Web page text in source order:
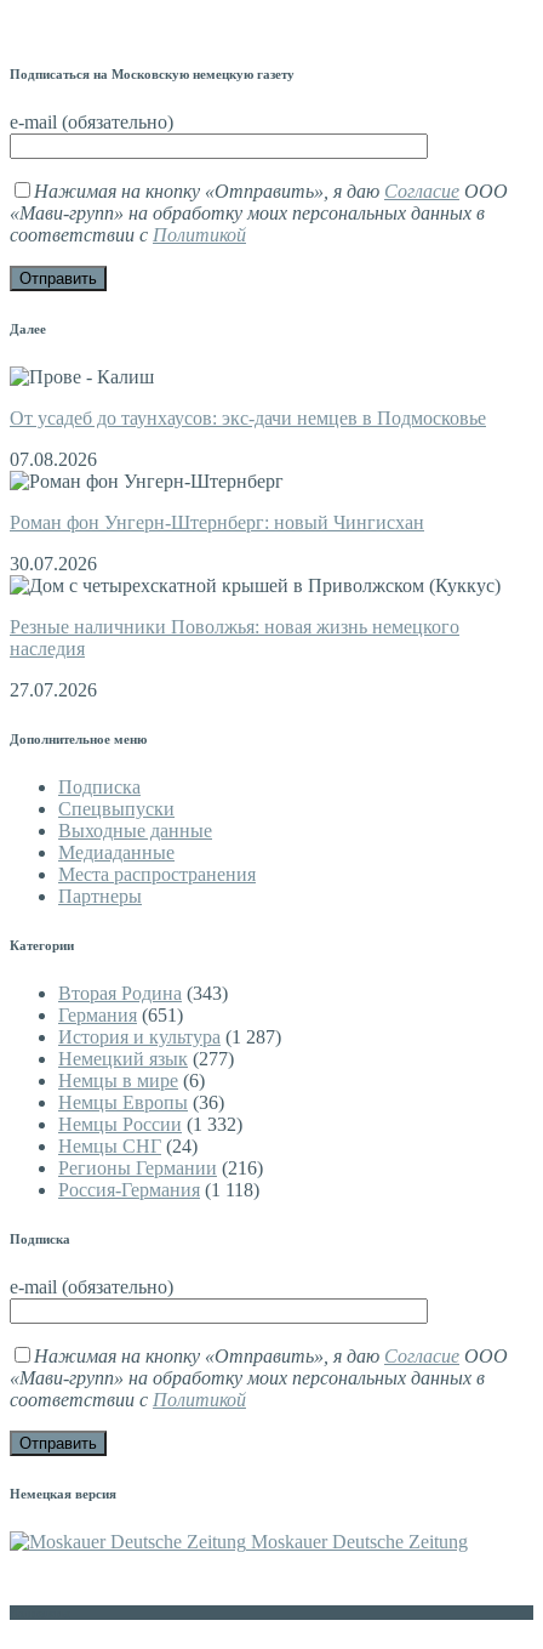
Подписаться на Московскую немецкую газету
e-mail (обязательно)
Нажимая на кнопку «Отправить», я даю Согласие ООО
«Мави-групп» на обработку моих персональных данных в
соответствии с Политикой
Далее
От усадеб до таунхаусов: экс-дачи немцев в Подмосковье
07.08.2026
Роман фон Унгерн-Штернберг: новый Чингисхан
30.07.2026
Резные наличники Поволжья: новая жизнь немецкого
наследия
27.07.2026
Дополнительное меню
Подписка
Спецвыпуски
Выходные данные
Медиаданные
Места распространения
Партнеры
Категории
Вторая Родина (343)
Германия (651)
История и культура (1 287)
Немецкий язык (277)
Немцы в мире (6)
Немцы Европы (36)
Немцы России (1 332)
Немцы СНГ (24)
Регионы Германии (216)
Россия-Германия (1 118)
Подписка
e-mail (обязательно)
Нажимая на кнопку «Отправить», я даю Согласие ООО
«Мави-групп» на обработку моих персональных данных в
соответствии с Политикой
Немецкая версия
Moskauer Deutsche Zeitung